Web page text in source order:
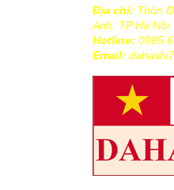
Địa chỉ: Thôn
Anh, TP Hà Nội
Hotline: 0985
Email: